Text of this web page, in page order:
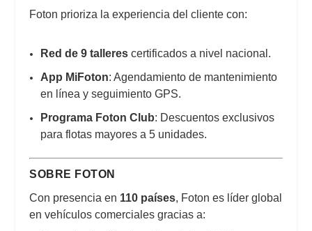
Foton prioriza la experiencia del cliente con:
Red de 9 talleres certificados a nivel nacional.
App MiFoton: Agendamiento de mantenimiento
en línea y seguimiento GPS.
Programa Foton Club: Descuentos exclusivos
para flotas mayores a 5 unidades.
SOBRE FOTON
Con presencia en 110 países, Foton es líder global
en vehículos comerciales gracias a: